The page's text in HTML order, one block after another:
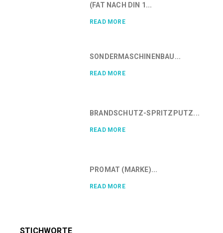
(FAT NACH DIN 1...
READ MORE
SONDERMASCHINENBAU...
READ MORE
BRANDSCHUTZ-SPRITZPUTZ...
READ MORE
PROMAT (MARKE)...
READ MORE
STICHWORTE